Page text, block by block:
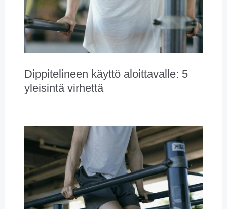
Dippitelineen käyttö aloittavalle: 5
yleisintä virhettä